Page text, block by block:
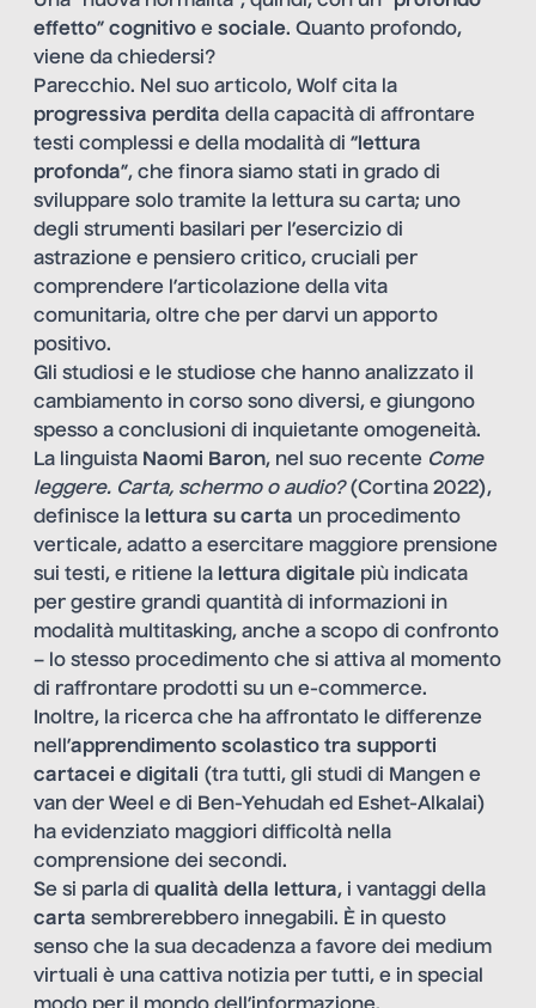
effetto” cognitivo e sociale. Quanto profondo,
viene da chiedersi?
Parecchio. Nel suo articolo, Wolf cita la
progressiva perdita della capacità di affrontare
testi complessi e della modalità di “lettura
profonda”, che finora siamo stati in grado di
sviluppare solo tramite la lettura su carta; uno
degli strumenti basilari per l’esercizio di
astrazione e pensiero critico, cruciali per
comprendere l’articolazione della vita
comunitaria, oltre che per darvi un apporto
positivo.
Gli studiosi e le studiose che hanno analizzato il
cambiamento in corso sono diversi, e giungono
spesso a conclusioni di inquietante omogeneità.
La linguista Naomi Baron, nel suo recente Come
leggere. Carta, schermo o audio?(Cortina 2022),
definisce la lettura su carta un procedimento
verticale, adatto a esercitare maggiore prensione
sui testi, e ritiene la lettura digitale più indicata
per gestire grandi quantità di informazioni in
modalità multitasking, anche a scopo di confronto
– lo stesso procedimento che si attiva al momento
di raffrontare prodotti su un e-commerce.
Inoltre, la ricerca che ha affrontato le differenze
nell’apprendimento scolastico tra supporti
cartacei e digitali (tra tutti, gli studi di Mangen e
van der Weel e di Ben-Yehudah ed Eshet-Alkalai)
ha evidenziato maggiori difficoltà nella
comprensione dei secondi.
Se si parla di qualità della lettura, i vantaggi della
carta sembrerebbero innegabili. È in questo
senso che la sua decadenza a favore dei medium
virtuali è una cattiva notizia per tutti, e in special